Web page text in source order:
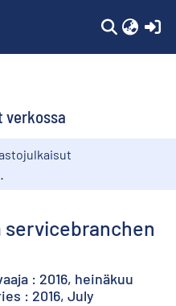
verkossa
: 2016, heinäkuu
: 2016, July